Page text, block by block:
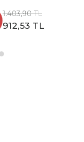
1.403,90 TL
912,53 TL